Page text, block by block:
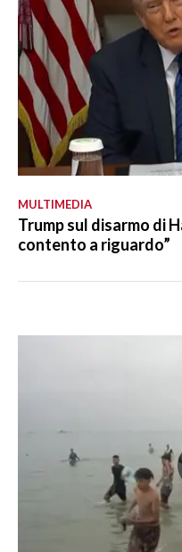
MULTIMEDIA
Trump sul disarmo di
contento a riguardo”